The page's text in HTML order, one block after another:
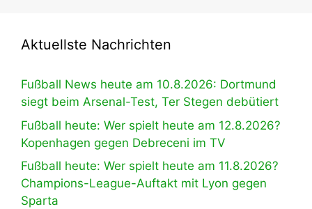
Aktuellste Nachrichten
Fußball News heute am 10.8.2026: Dortmund
siegt beim Arsenal-Test, Ter Stegen debütiert
Fußball heute: Wer spielt heute am 12.8.2026?
Kopenhagen gegen Debreceni im TV
Fußball heute: Wer spielt heute am 11.8.2026?
Champions-League-Auftakt mit Lyon gegen
Sparta